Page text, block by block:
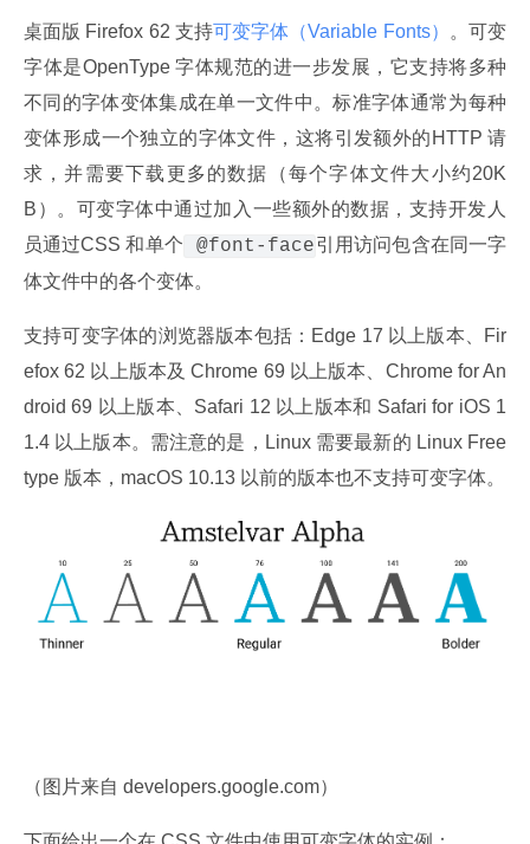
桌面版 Firefox 62 支持可变字体（Variable Fonts）
。可变
字体是OpenType 字体规范的进一步发展，它支持将多种
不同的字体变体集成在单一文件中。标准字体通常为每种
变体形成一个独立的字体文件，这将引发额外的HTTP 请
求，并需要下载更多的数据（每个字体文件大小约20K
B）。可变字体中通过加入一些额外的数据，支持开发人
员通过CSS 和单个
@font-face引用访问包含在同一字
体文件中的各个变体。
支持可变字体的浏览器版本包括：Edge 17 以上版本、Fir
efox 62 以上版本及 Chrome 69 以上版本、Chrome for An
droid 69 以上版本、Safari 12 以上版本和 Safari for iOS 1
1.4 以上版本。需注意的是，Linux 需要最新的 Linux Free
type 版本，macOS 10.13 以前的版本也不支持可变字体。
（图片来自 developers.google.com）